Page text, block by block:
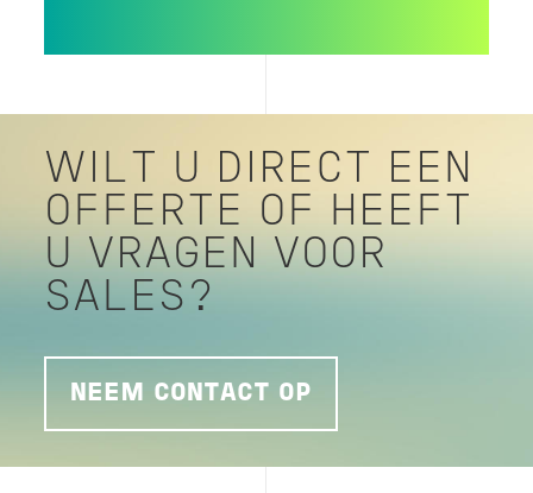
WILT U DIRECT EEN
OFFERTE OF HEEFT
U VRAGEN VOOR
SALES?
NEEM CONTACT OP